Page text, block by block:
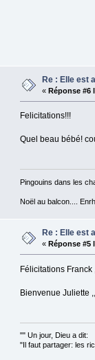
Re : Elle est
« Réponse #6
Felicitations!!!
Quel beau bébé!
Pingouins dans les
Noël au balcon....
Re : Elle est
« Réponse #5
Félicitations
Bienvenue Juliette
"" Un jour, Dieu a dit:
"Il faut partager: les